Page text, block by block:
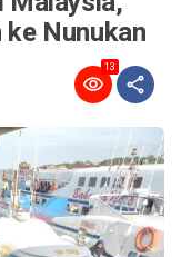
Nunukan
13